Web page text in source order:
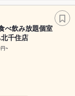
べ飲み放題個室
千住店
~